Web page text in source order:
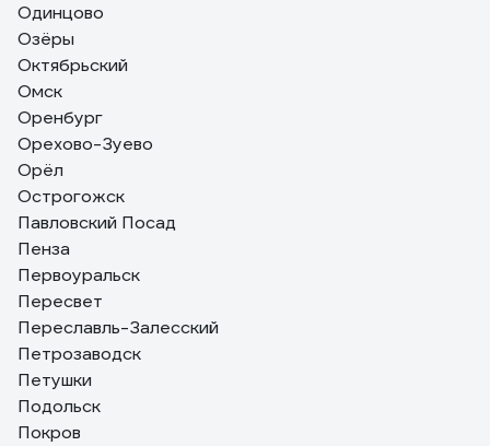
Одинцово
Озёры
Октябрьский
Омск
Оренбург
Орехово-Зуево
Орёл
Острогожск
Павловский Посад
Пенза
Первоуральск
Пересвет
Переславль-Залесский
Петрозаводск
Петушки
Подольск
Покров